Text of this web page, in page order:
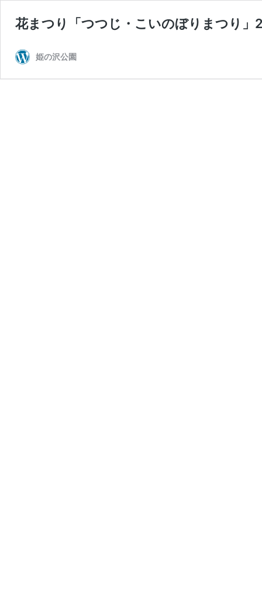
花まつり「つつじ・こいのぼりまつり」
姫の沢公園